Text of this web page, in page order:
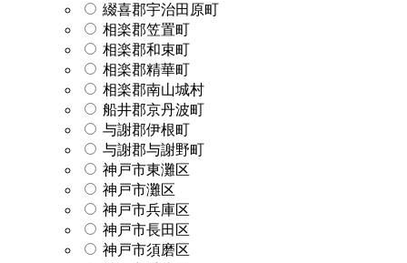
綴喜郡宇治田原町
相楽郡笠置町
相楽郡和束町
相楽郡精華町
相楽郡南山城村
船井郡京丹波町
与謝郡伊根町
与謝郡与謝野町
神戸市東灘区
神戸市灘区
神戸市兵庫区
神戸市長田区
神戸市須磨区